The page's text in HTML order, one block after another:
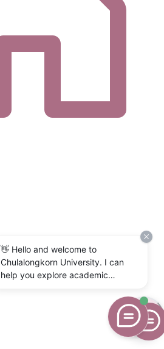
👋 Hello and welcome to
Chulalongkorn University. I can
help you explore academic